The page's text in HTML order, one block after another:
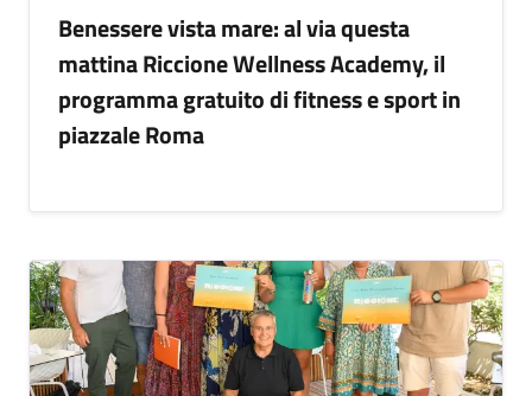
Benessere vista mare: al via questa
mattina Riccione Wellness Academy, il
programma gratuito di fitness e sport in
piazzale Roma